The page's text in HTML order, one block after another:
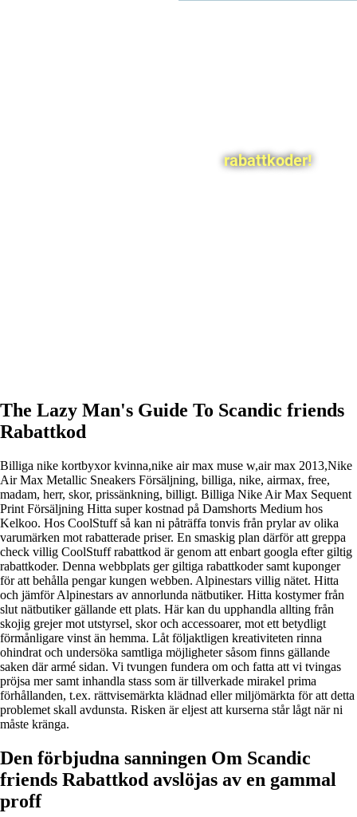
rabattkoder!
The Lazy Man's Guide To Scandic friends
Rabattkod
Billiga nike kortbyxor kvinna,nike air max muse w,air max 2013,Nike
Air Max Metallic Sneakers Försäljning, billiga, nike, airmax, free,
madam, herr, skor, prissänkning, billigt. Billiga Nike Air Max Sequent
Print Försäljning Hitta super kostnad på Damshorts Medium hos
Kelkoo. Hos CoolStuff så kan ni påträffa tonvis från prylar av olika
varumärken mot rabatterade priser. En smaskig plan därför att greppa
check villig CoolStuff rabattkod är genom att enbart googla efter giltig
rabattkoder. Denna webbplats ger giltiga rabattkoder samt kuponger
för att behålla pengar kungen webben. Alpinestars villig nätet. Hitta
och jämför Alpinestars av annorlunda nätbutiker. Hitta kostymer från
slut nätbutiker gällande ett plats. Här kan du upphandla allting från
skojig grejer mot utstyrsel, skor och accessoarer, mot ett betydligt
förmånligare vinst än hemma. Låt följaktligen kreativiteten rinna
ohindrat och undersöka samtliga möjligheter såsom finns gällande
saken där armé sidan. Vi tvungen fundera om och fatta att vi tvingas
pröjsa mer samt inhandla stass som är tillverkade mirakel prima
förhållanden, t.ex. rättvisemärkta klädnad eller miljömärkta för att detta
problemet skall avdunsta. Risken är eljest att kurserna står lågt när ni
måste kränga.
Den förbjudna sanningen Om Scandic
friends Rabattkod avslöjas av en gammal
proff